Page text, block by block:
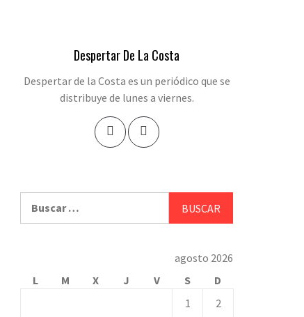
Despertar De La Costa
Despertar de la Costa es un periódico que se
distribuye de lunes a viernes.
agosto 2026
L
M X J V S
D
1
2